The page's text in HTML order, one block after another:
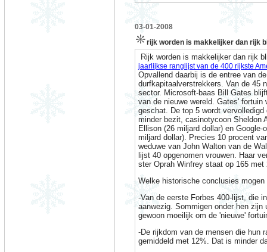
03-01-2008
rijk worden is makkelijker dan rijk
Rijk worden is makkelijker dan rijk
jaarlijkse ranglijst van de 400 rijkste
Opvallend daarbij is de entree van
durfkapitaalverstrekkers. Van de 45
sector. Microsoft-baas Bill Gates
van de nieuwe wereld. Gates'
geschat. De top 5 wordt
minder bezit, casinotycoon Sheldon
Ellison (26 miljard dollar) en
miljard dollar). Precies 10 procent
weduwe van John Walton van de
lijst 40 opgenomen vrouwen. Haar
ster Oprah Winfrey staat op 165 met
Welke historische conclusies
-Van de eerste Forbes 400-lijst, die
aanwezig. Sommigen onder hen zijn
gewoon moeilijk om de 'nieuwe'
-De rijkdom van de mensen die hun
gemiddeld met 12%. Dat is minder